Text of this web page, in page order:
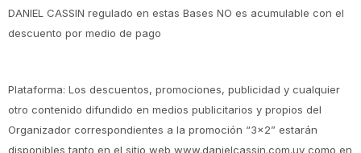
DANIEL CASSIN regulado en estas Bases NO es acumulable con el
descuento por medio de pago
Plataforma: Los descuentos, promociones, publicidad y cualquier
otro contenido difundido en medios publicitarios y propios del
Organizador correspondientes a la promoción “3x2” estarán
disponibles tanto en el sitio web www.danielcassin.com.uy como en